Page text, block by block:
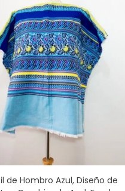
de Hombro Azul, Diseño de